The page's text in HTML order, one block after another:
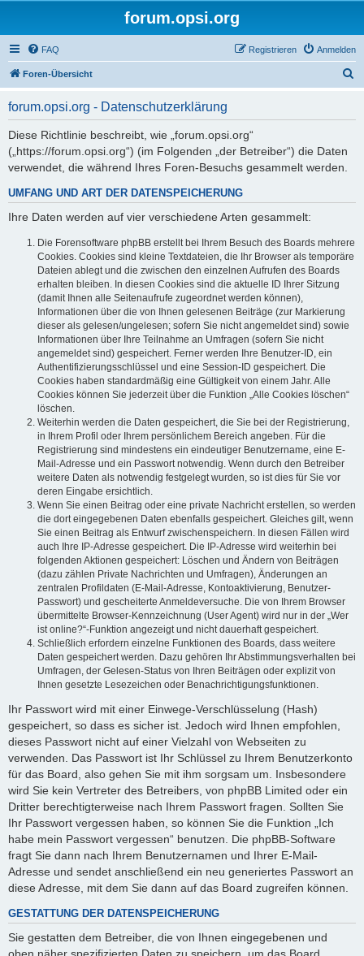
forum.opsi.org
FAQ Anmelden
Registrieren
Foren-Übersicht
forum.opsi.org - Datenschutzerklärung
Diese Richtlinie beschreibt, wie „forum.opsi.org“
(„https://forum.opsi.org“) (im Folgenden „der Betreiber“) die Daten
verwendet, die während Ihres Foren-Besuchs gesammelt werden.
UMFANG UND ART DER DATENSPEICHERUNG
Ihre Daten werden auf vier verschiedene Arten gesammelt:
Die Forensoftware phpBB erstellt bei Ihrem Besuch des Boards mehrere
Cookies. Cookies sind kleine Textdateien, die Ihr Browser als temporäre
Dateien ablegt und die zwischen den einzelnen Aufrufen des Boards
erhalten bleiben. In diesen Cookies sind die aktuelle ID Ihrer Sitzung
(damit Ihnen alle Seitenaufrufe zugeordnet werden können),
Informationen über die von Ihnen gelesenen Beiträge (zur Markierung
dieser als gelesen/ungelesen; sofern Sie nicht angemeldet sind) sowie
Informationen über Ihre Teilnahme an Umfragen (sofern Sie nicht
angemeldet sind) gespeichert. Ferner werden Ihre Benutzer-ID, ein
Authentifizierungsschlüssel und eine Session-ID gespeichert. Die
Cookies haben standardmäßig eine Gültigkeit von einem Jahr. Alle
Cookies können Sie jederzeit über die Funktion „Alle Cookies löschen“
löschen.
Weiterhin werden die Daten gespeichert, die Sie bei der Registrierung,
in Ihrem Profil oder Ihrem persönlichem Bereich angeben. Für die
Registrierung sind mindestens ein eindeutiger Benutzername, eine E-
Mail-Adresse und ein Passwort notwendig. Wenn durch den Betreiber
weitere Daten als notwendig festgelegt wurden, so ist dies für Sie vor
deren Eingabe ersichtlich.
Wenn Sie einen Beitrag oder eine private Nachricht erstellen, so werden
die dort eingegebenen Daten ebenfalls gespeichert. Gleiches gilt, wenn
Sie einen Beitrag als Entwurf zwischenspeichern. In diesen Fällen wird
auch Ihre IP-Adresse gespeichert. Die IP-Adresse wird weiterhin bei
folgenden Aktionen gespeichert: Löschen und Ändern von Beiträgen
(dazu zählen Private Nachrichten und Umfragen), Änderungen an
zentralen Profildaten (E-Mail-Adresse, Kontoaktivierung, Benutzer-
Passwort) und gescheiterte Anmeldeversuche. Die von Ihrem Browser
übermittelte Browser-Kennzeichnung (User Agent) wird nur in der „Wer
ist online?“-Funktion angezeigt und nicht dauerhaft gespeichert.
Schließlich erfordern einzelne Funktionen des Boards, dass weitere
Daten gespeichert werden. Dazu gehören Ihr Abstimmungsverhalten bei
Umfragen, der Gelesen-Status von Ihren Beiträgen oder explizit von
Ihnen gesetzte Lesezeichen oder Benachrichtigungsfunktionen.
Ihr Passwort wird mit einer Einwege-Verschlüsselung (Hash)
gespeichert, so dass es sicher ist. Jedoch wird Ihnen empfohlen,
dieses Passwort nicht auf einer Vielzahl von Webseiten zu
verwenden. Das Passwort ist Ihr Schlüssel zu Ihrem Benutzerkonto
für das Board, also gehen Sie mit ihm sorgsam um. Insbesondere
wird Sie kein Vertreter des Betreibers, von phpBB Limited oder ein
Dritter berechtigterweise nach Ihrem Passwort fragen. Sollten Sie
Ihr Passwort vergessen haben, so können Sie die Funktion „Ich
habe mein Passwort vergessen“ benutzen. Die phpBB-Software
fragt Sie dann nach Ihrem Benutzernamen und Ihrer E-Mail-
Adresse und sendet anschließend ein neu generiertes Passwort an
diese Adresse, mit dem Sie dann auf das Board zugreifen können.
GESTATTUNG DER DATENSPEICHERUNG
Sie gestatten dem Betreiber, die von Ihnen eingegebenen und
oben näher spezifizierten Daten zu speichern, um das Board